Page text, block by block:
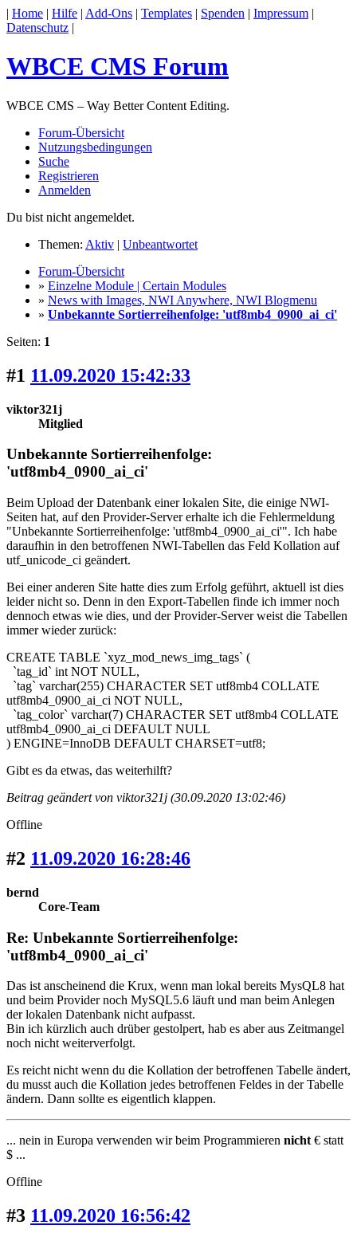
| Home | Hilfe | Add-Ons | Templates | Spenden | Impressum |
Datenschutz |
WBCE CMS Forum
WBCE CMS – Way Better Content Editing.
Forum-Übersicht
Nutzungsbedingungen
Suche
Registrieren
Anmelden
Du bist nicht angemeldet.
Themen: Aktiv | Unbeantwortet
Forum-Übersicht
» Einzelne Module | Certain Modules
» News with Images, NWI Anywhere, NWI Blogmenu
» Unbekannte Sortierreihenfolge: 'utf8mb4_0900_ai_ci'
Seiten: 1
#1 11.09.2020 15:42:33
viktor321j
Mitglied
Unbekannte Sortierreihenfolge:
'utf8mb4_0900_ai_ci'
Beim Upload der Datenbank einer lokalen Site, die einige NWI-
Seiten hat, auf den Provider-Server erhalte ich die Fehlermeldung
"Unbekannte Sortierreihenfolge: 'utf8mb4_0900_ai_ci'". Ich habe
daraufhin in den betroffenen NWI-Tabellen das Feld Kollation auf
utf_unicode_ci geändert.
Bei einer anderen Site hatte dies zum Erfolg geführt, aktuell ist dies
leider nicht so. Denn in den Export-Tabellen finde ich immer noch
dennoch etwas wie dies, und der Provider-Server weist die Tabellen
immer wieder zurück:
CREATE TABLE `xyz_mod_news_img_tags` (
`tag_id` int NOT NULL,
`tag` varchar(255) CHARACTER SET utf8mb4 COLLATE
utf8mb4_0900_ai_ci NOT NULL,
`tag_color` varchar(7) CHARACTER SET utf8mb4 COLLATE
utf8mb4_0900_ai_ci DEFAULT NULL
) ENGINE=InnoDB DEFAULT CHARSET=utf8;
Gibt es da etwas, das weiterhilft?
Beitrag geändert von viktor321j (30.09.2020 13:02:46)
Offline
#2 11.09.2020 16:28:46
bernd
Core-Team
Re: Unbekannte Sortierreihenfolge:
'utf8mb4_0900_ai_ci'
Das ist anscheinend die Krux, wenn man lokal bereits MysQL8 hat
und beim Provider noch MySQL5.6 läuft und man beim Anlegen
der lokalen Datenbank nicht aufpasst.
Bin ich kürzlich auch drüber gestolpert, hab es aber aus Zeitmangel
noch nicht weiterverfolgt.
Es reicht nicht wenn du die Kollation der betroffenen Tabelle ändert,
du musst auch die Kollation jedes betroffenen Feldes in der Tabelle
ändern. Dann sollte es eigentlich klappen.
... nein in Europa verwenden wir beim Programmieren nicht € statt
$ ...
Offline
#3 11.09.2020 16:56:42